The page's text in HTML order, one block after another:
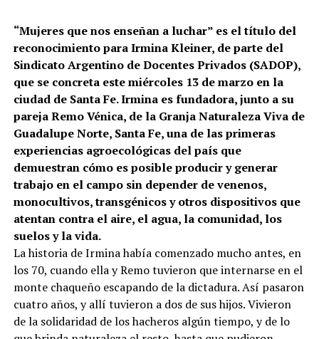
“Mujeres que nos enseñan a luchar” es el título del
reconocimiento para Irmina Kleiner, de parte del
Sindicato Argentino de Docentes Privados (SADOP),
que se concreta este miércoles 13 de marzo en la
ciudad de Santa Fe. Irmina es fundadora, junto a su
pareja Remo Vénica, de la Granja Naturaleza Viva de
Guadalupe Norte, Santa Fe, una de las primeras
experiencias agroecológicas del país que
demuestran cómo es posible producir y generar
trabajo en el campo sin depender de venenos,
monocultivos, transgénicos y otros dispositivos que
atentan contra el aire, el agua, la comunidad, los
suelos y la vida.
La historia de Irmina había comenzado mucho antes, en
los 70, cuando ella y Remo tuvieron que internarse en el
monte chaqueño escapando de la dictadura. Así pasaron
cuatro años, y allí tuvieron a dos de sus hijos. Vivieron
de la solidaridad de los hacheros algún tiempo, y de lo